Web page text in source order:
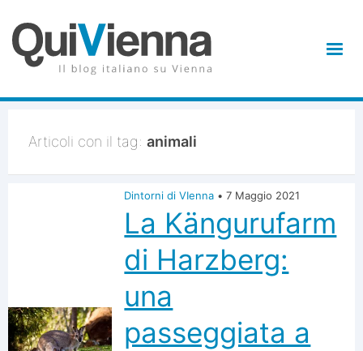
Articoli con il tag: animali
Dintorni di VIenna • 7 Maggio 2021
La Kängurufarm
di Harzberg:
una
passeggiata a